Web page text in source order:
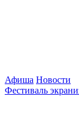
Афиша Новости
Фестиваль